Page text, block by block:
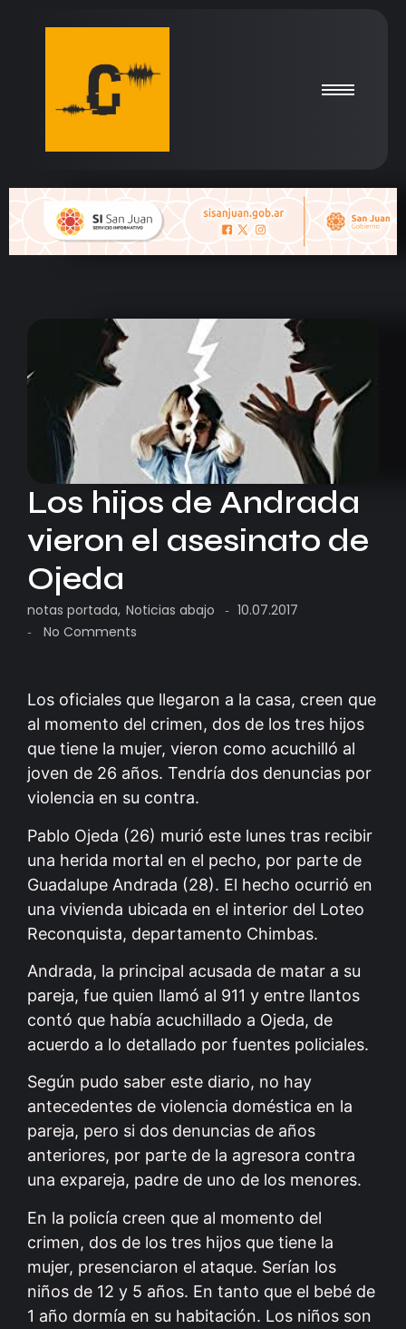
Los hijos de Andrada
vieron el asesinato de
Ojeda
notas portada, Noticias abajo - 10.07.2017
- No Comments
Los oficiales que llegaron a la casa, creen que
al momento del crimen, dos de los tres hijos
que tiene la mujer, vieron como acuchilló al
joven de 26 años. Tendría dos denuncias por
violencia en su contra.
Pablo Ojeda (26) murió este lunes tras recibir
una herida mortal en el pecho, por parte de
Guadalupe Andrada (28). El hecho ocurrió en
una vivienda ubicada en el interior del Loteo
Reconquista, departamento Chimbas.
Andrada, la principal acusada de matar a su
pareja, fue quien llamó al 911 y entre llantos
contó que había acuchillado a Ojeda, de
acuerdo a lo detallado por fuentes policiales.
Según pudo saber este diario, no hay
antecedentes de violencia doméstica en la
pareja, pero si dos denuncias de años
anteriores, por parte de la agresora contra
una expareja, padre de uno de los menores.
En la policía creen que al momento del
crimen, dos de los tres hijos que tiene la
mujer, presenciaron el ataque. Serían los
niños de 12 y 5 años. En tanto que el bebé de
1 año dormía en su habitación. Los niños son